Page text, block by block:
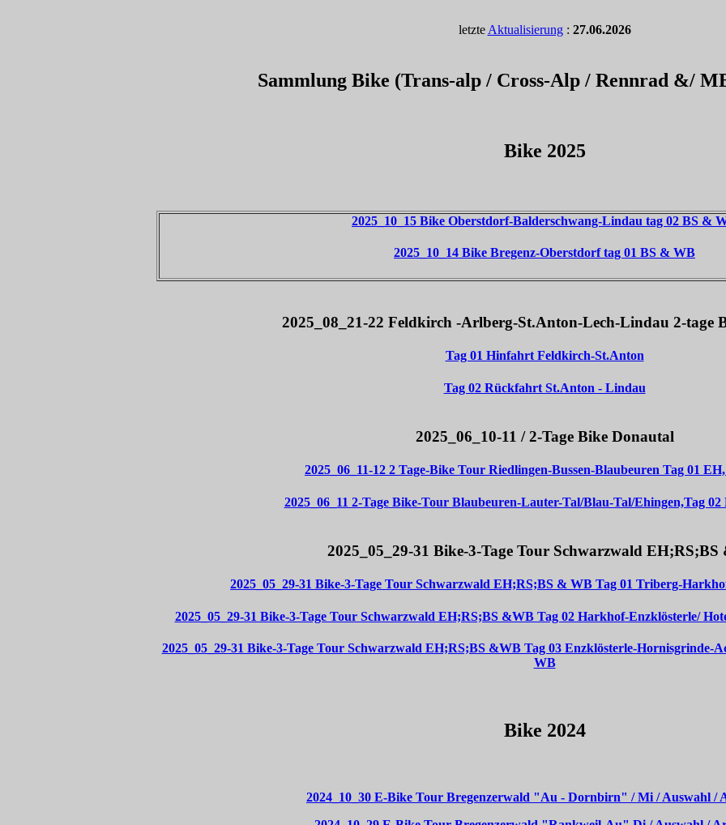
letzte Aktualisierung: 27.06.2026
Sammlung Bike (Trans-alp / Cross-Alp / Rennrad &/
Bike 2025
2025_10_15 Bike Oberstdorf-Balderschwang-Lindau tag 02 BS &
2025_10_14 Bike Bregenz-Oberstdorf tag 01 BS & WB
2025_08_21-22 Feldkirch -Arlberg-St.Anton-Lech-Lindau 2-tage
Tag 01 Hinfahrt Feldkirch-St.Anton
Tag 02 Rückfahrt St.Anton - Lindau
2025_06_10-11 / 2-Tage Bike Donautal
2025_06_11-12 2 Tage-Bike Tour Riedlingen-Bussen-Blaubeuren Tag 01
2025_06_11 2-Tage Bike-Tour Blaubeuren-Lauter-Tal/Blau-Tal/Ehingen,Tag
2025_05_29-31 Bike-3-Tage Tour Schwarzwald EH;RS;BS
2025_05_29-31 Bike-3-Tage Tour Schwarzwald EH;RS;BS & WB Tag 01 Triberg-
2025_05_29-31 Bike-3-Tage Tour Schwarzwald EH;RS;BS &WB Tag 02 Harkhof-Enzklösterle/
2025_05_29-31 Bike-3-Tage Tour Schwarzwald EH;RS;BS &WB Tag 03 Enzklösterle-Hornisgrinde-
WB
Bike 2024
2024_10_30 E-Bike Tour Bregenzerwald "Au - Dornbirn" / Mi / Auswahl /